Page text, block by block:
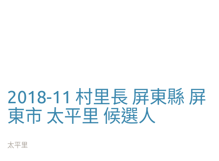
2018-11 村里長 屏東縣 屏
東市 太平里 候選人
太平里